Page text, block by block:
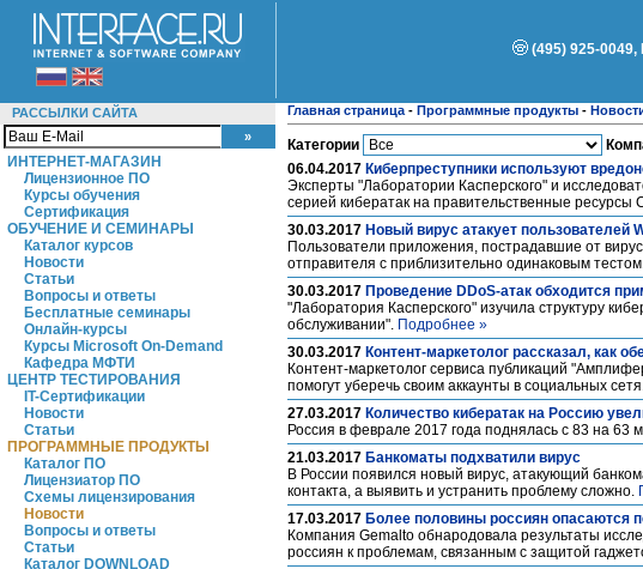
(495) 925-0049,
РАССЫЛКИ САЙТА
ИНТЕРНЕТ-МАГАЗИН
Лицензионное ПО
Курсы обучения
Сертификация
ОБУЧЕНИЕ И СЕМИНАРЫ
Каталог курсов
Новости
Статьи
Вопросы и ответы
Бесплатные семинары
Онлайн-курсы
Курсы Microsoft On-Demand
Кафедра МФТИ
ЦЕНТР ТЕСТИРОВАНИЯ
IT-Сертификации
Новости
Статьи
ПРОГРАММНЫЕ ПРОДУКТЫ
Каталог ПО
Лицензиатор ПО
Схемы лицензирования
Новости
Вопросы и ответы
Статьи
Каталог DOWNLOAD
Главная страница - Программные продукты -
Категории
06.04.2017 Киберпреступники используют
Эксперты "Лаборатории Касперского" и
серией кибератак на правительственные
30.03.2017 Новый вирус атакует пользователей
Пользователи приложения, пострадавшие от
отправителя с приблизительно одинаковым
30.03.2017 Проведение DDoS-атак обходится
"Лаборатория Касперского" изучила структуру
обслуживании". Подробнее »
30.03.2017 Контент-маркетолог рассказал, как
Контент-маркетолог сервиса публикаций
помогут уберечь своим аккаунты в социальных
27.03.2017 Количество кибератак на Россию
Россия в феврале 2017 года поднялась с 83 на 63
21.03.2017 Банкоматы подхватили вирус
В России появился новый вирус, атакующий
контакта, а выявить и устранить проблему сложно.
17.03.2017 Более половины россиян опасаются
Компания Gemalto обнародовала результаты
россиян к проблемам, связанным с защитой